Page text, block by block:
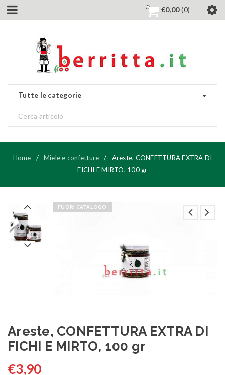
€0,00 0
Tutte le categorie
Home / Miele e confetture /
Areste, CONFETTURA EXTRA DI
FICHI E MIRTO, 100 gr
FUORI CATALOGO
Areste, CONFETTURA EXTRA DI
FICHI E MIRTO, 100 gr
€3,90